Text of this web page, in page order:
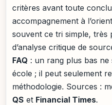
critères avant toute
accompagnement à
souvent ce tri simple, très
d’analyse critique de
FAQ : un rang plus bas ne
école ; il peut seulement
méthodologie. Sources :
QS et Financial Times.